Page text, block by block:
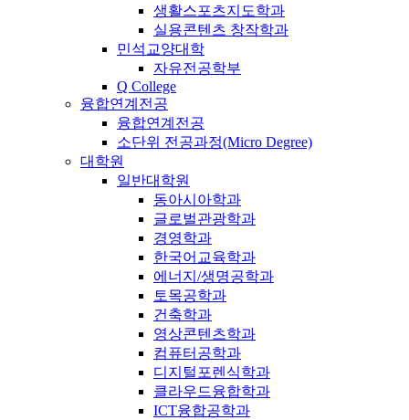
생활스포츠지도학과
실용콘텐츠 창작학과
민석교양대학
자유전공학부
Q College
융합연계전공
융합연계전공
소단위 전공과정(Micro Degree)
대학원
일반대학원
동아시아학과
글로벌관광학과
경영학과
한국어교육학과
에너지/생명공학과
토목공학과
건축학과
영상콘텐츠학과
컴퓨터공학과
디지털포렌식학과
클라우드융합학과
ICT융합공학과